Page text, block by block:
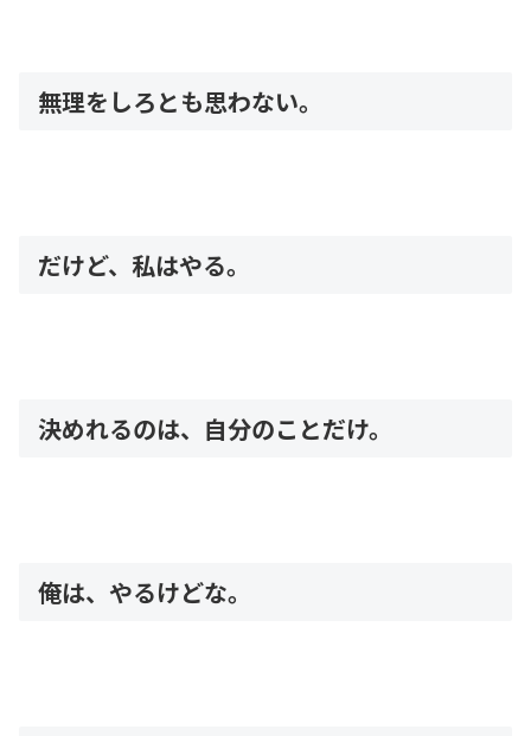
無理をしろとも思わない。
だけど、私はやる。
決めれるのは、自分のことだけ。
俺は、やるけどな。